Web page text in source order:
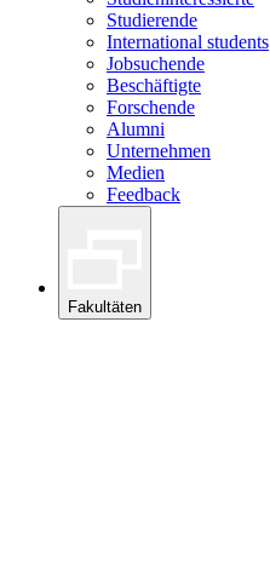
Studierende
International students
Jobsuchende
Beschäftigte
Forschende
Alumni
Unternehmen
Medien
Feedback
Fakultäten